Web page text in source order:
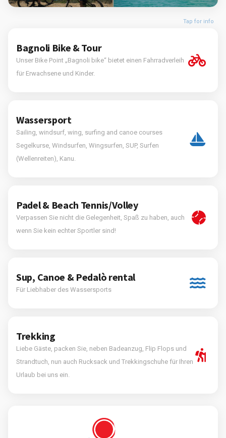
Tap for info
Bagnoli Bike & Tour
Unser Bike Point „Bagnoli bike“ bietet einen Fahrradverleih
für Erwachsene und Kinder.
Wassersport
Sailing, windsurf, wing, surfing and canoe courses
Segelkurse, Windsurfen, Wingsurfen, SUP, Surfen
(Wellenreiten), Kanu.
Padel & Beach Tennis/Volley
Verpassen Sie nicht die Gelegenheit, Spaß zu haben, auch
wenn Sie kein echter Sportler sind!
Sup, Canoe & Pedalò rental
Für Liebhaber des Wassersports
Trekking
Liebe Gäste, packen Sie, neben Badeanzug, Flip Flops und
Strandtuch, nun auch Rucksack und Trekkingschuhe für Ihren
Urlaub bei uns ein.